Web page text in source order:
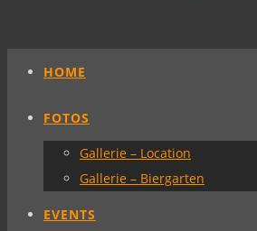
HOME
FOTOS
Gallerie – Location
Gallerie – Biergarten
EVENTS